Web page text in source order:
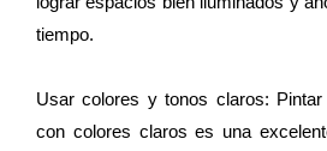
tiempo.
Usar colores y tonos claros:
con colores claros es una